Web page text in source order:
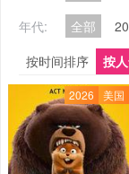
年代:
全部
按时间排序
按
2026 美国